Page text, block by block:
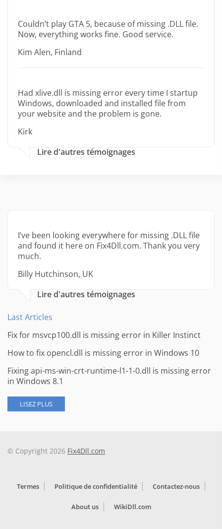
Couldn’t play GTA 5, because of missing .DLL file.
Now, everything works fine. Good service.
Kim Alen, Finland
Had xlive.dll is missing error every time I startup
Windows, downloaded and installed file from
your website and the problem is gone.
Kirk
Lire d'autres témoignages
I’ve been looking everywhere for missing .DLL file
and found it here on Fix4Dll.com. Thank you very
much.
Billy Hutchinson, UK
Lire d'autres témoignages
Last Articles
Fix for msvcp100.dll is missing error in Killer Instinct
How to fix opencl.dll is missing error in Windows 10
Fixing api-ms-win-crt-runtime-l1-1-0.dll is missing error
in Windows 8.1
LISEZ PLUS
© Copyright 2026 Fix4Dll.com
Termes Politique de confidentialité Contactez-nous
About us WikiDll.com